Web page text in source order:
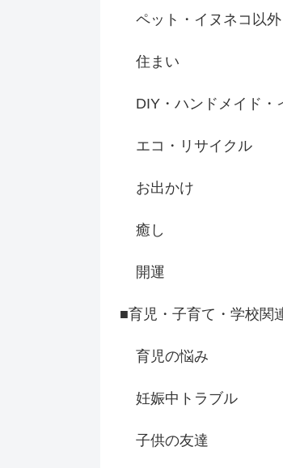
ペット・イヌネコ以外
住まい
DIY・ハンドメイド・
エコ・リサイクル
お出かけ
癒し
開運
■育児・子育て・学校関
育児の悩み
妊娠中トラブル
子供の友達